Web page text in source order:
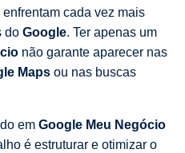
enfrentam cada vez mais
do Google. Ter apenas um
não garante aparecer nas
Maps ou nas buscas
em Google Meu Negócio
é estruturar e otimizar o